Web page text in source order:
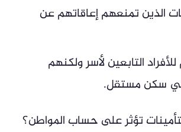
الذين تمنعهم إعاقاتهم عن
التابعين لأسر ولكنهم
سكن مستقل.
تؤثر على حساب المواطن؟